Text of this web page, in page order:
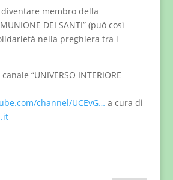
membro della
DEI SANTI” (può così
nella preghiera tra i
“UNIVERSO INTERIORE
channel/UCEvG… a cura di